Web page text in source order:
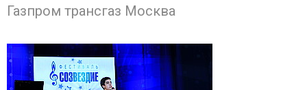
Газпром трансгаз Москва